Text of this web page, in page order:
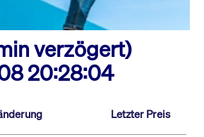
verzögert)
20:28:04
Letzter Preis